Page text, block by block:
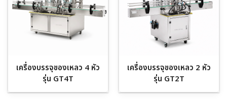
เครื่องบรรจุของเหลว 4 หัว
รุ่น GT4T
เครื่องบรรจุของเหลว 2 หัว
รุ่น GT2T